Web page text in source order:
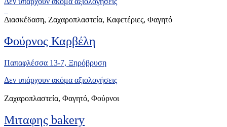
Διασκέδαση, Ζαχαροπλαστεία, Καφετέριες, Φαγητό
Φούρνος Καρβέλη
Παπαφλέσσα 13-7, Ξηρόβρυση
Δεν υπάρχουν ακόμα αξιολογήσεις
Ζαχαροπλαστεία, Φαγητό, Φούρνοι
Μιταφης bakery